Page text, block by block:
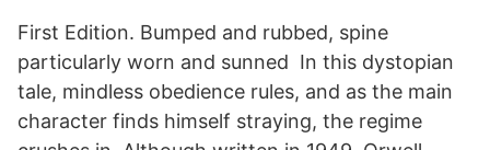
First Edition. Bumped and rubbed, spine
particularly worn and sunned In this dystopian
tale, mindless obedience rules, and as the main
character finds himself straying, the regime